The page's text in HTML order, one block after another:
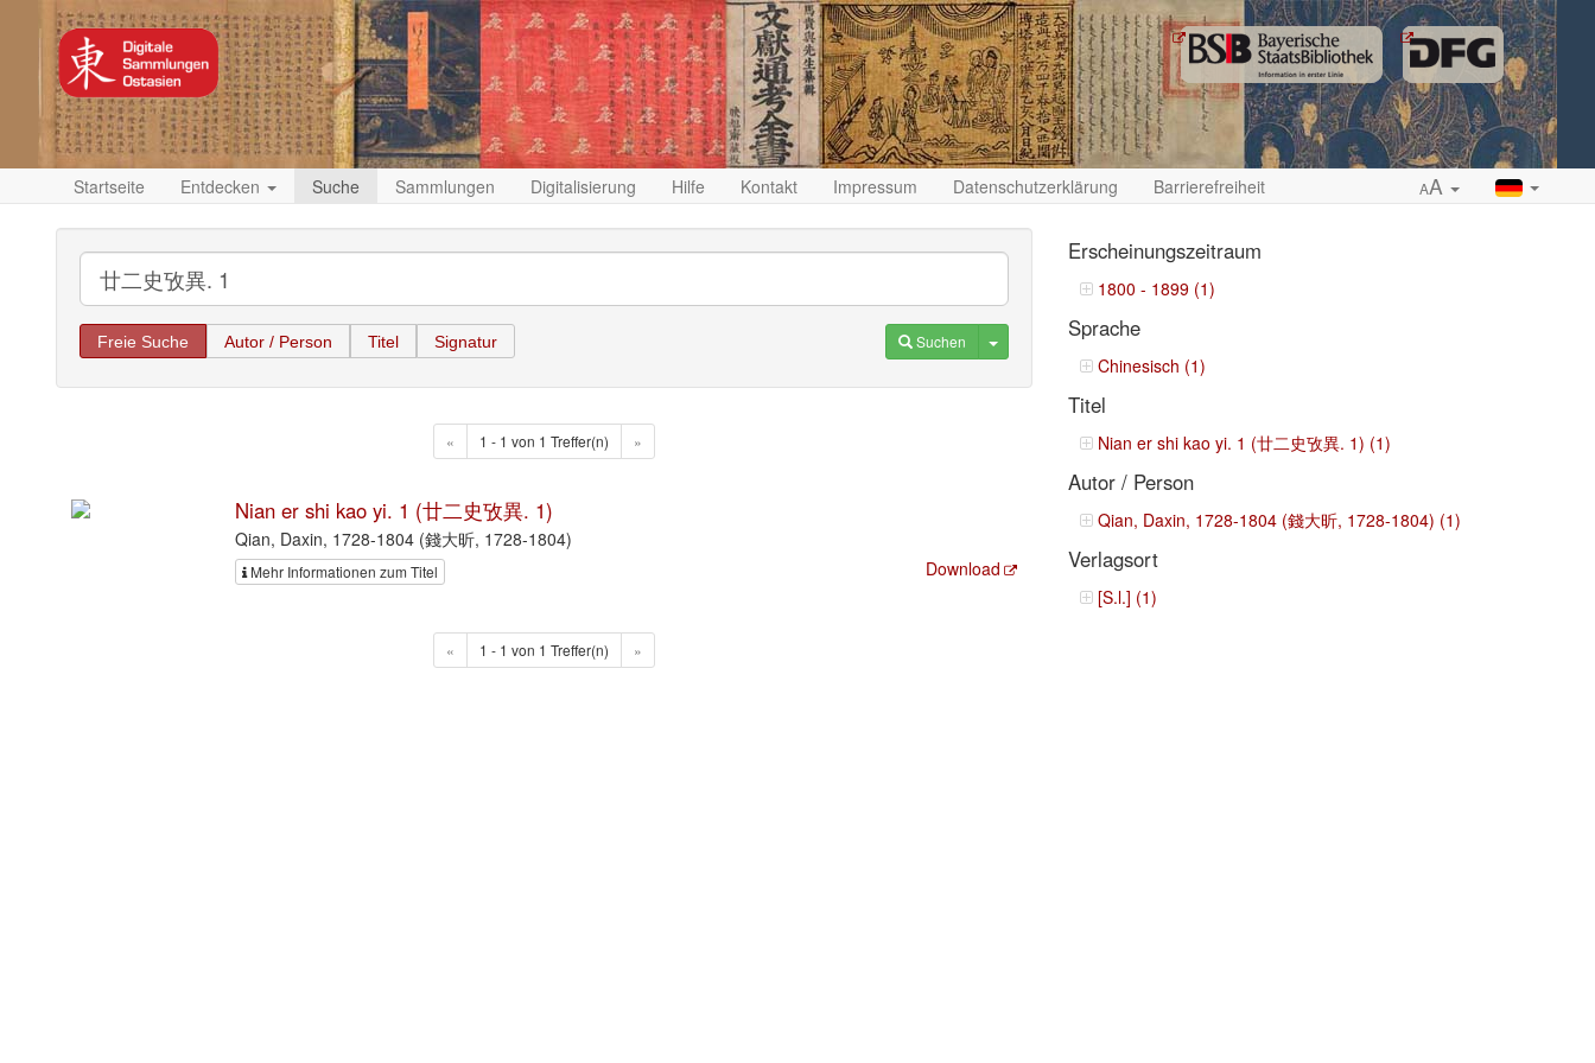
Startseite Entdecken Suche Sammlungen Digitalisierung Hilfe Kontakt Impressum Datenschutzerklärung Barrierefreiheit AA
Freie Suche Autor / Person Titel Signatur Suchen Toggle Dropdown
« 1 - 1 von 1 Treffer(n) »
Nian er shi kao yi. 1 (廿二史攷異. 1)
Qian, Daxin, 1728-1804 (錢大昕, 1728-1804)
Mehr Informationen zum Titel Download
« 1 - 1 von 1 Treffer(n) »
Erscheinungszeitraum
1800 - 1899 (1)
Sprache
Chinesisch (1)
Titel
Nian er shi kao yi. 1 (廿二史攷異. 1) (1)
Autor / Person
Qian, Daxin, 1728-1804 (錢大昕, 1728-1804) (1)
Verlagsort
[S.l.] (1)